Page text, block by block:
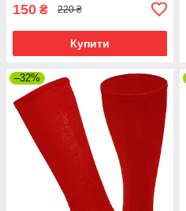
150 ₴ 220 ₴
Купити
–32%